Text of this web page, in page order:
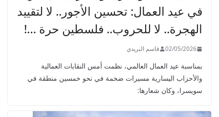
في عيد العمال: تحسين الأجور.. لا لتقييد
الهجرة.. لا للحروب.. فلسطين حرة …!
02/05/2026 قاسم البريدي
بمناسبة عيد العمال العالمي، نظمت أمس النقابات العمالية
والأحزاب اليسارية مسيرات ضخمة في نحو خمسين منطقة في
سويسرا، وكان شعارها: